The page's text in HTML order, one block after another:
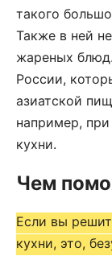
такого
Также в ней
жареных
России,
азиатской
например,
кухни.
Чем
Если вы
кухни, это,